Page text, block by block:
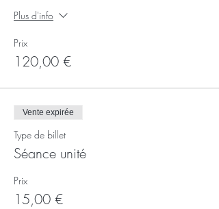
Plus d'info
Prix
120,00 €
Vente expirée
Type de billet
Séance unité
Prix
15,00 €